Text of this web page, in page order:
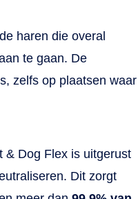
haren die overal
te gaan. De
zelfs op plaatsen waar
& Dog Flex is uitgerust
Dit zorgt